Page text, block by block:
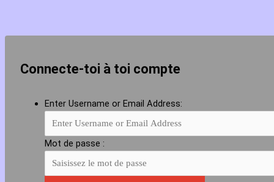
Connecte-toi à toi compte
Enter Username or Email Address:
Mot de passe :